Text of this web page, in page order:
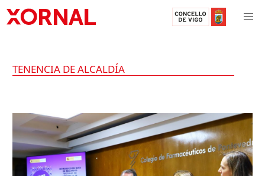
TENENCIA DE ALCALDÍA